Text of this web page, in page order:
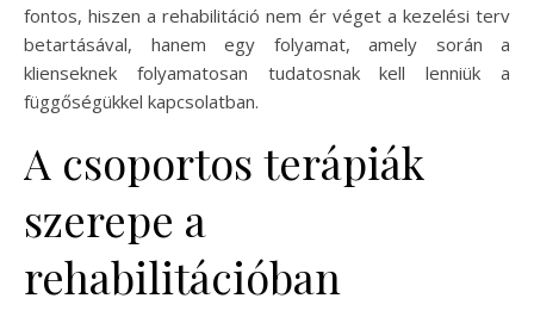
fontos, hiszen a rehabilitáció nem ér véget a kezelési terv
betartásával, hanem egy folyamat, amely során a
klienseknek folyamatosan tudatosnak kell lenniük a
függőségükkel kapcsolatban.
A csoportos terápiák
szerepe a
rehabilitációban